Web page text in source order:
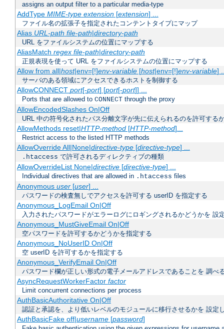
assigns an output filter to a particular media-type
AddType MIME-type extension[extension] ...
ファイル名の拡張子を指定されたコンテントタイプにマップ
Alias URL-path file-path|directory-path
URL をファイルシステムの位置にマップする
AliasMatch regex file-path|directory-path
正規表現を使って URL をファイルシステムの位置にマップする
Allow from all|host|env=[!]env-variable[host|env=[!]env-variable]
サーバのある領域にアクセスできるホストを制御する
AllowCONNECT port[-port] [port[-port]] ...
Ports that are allowed to CONNECT through the proxy
AllowEncodedSlashes On|Off
URL 中の符号化されたパス分離文字が先に伝えられるのを許可する
AllowMethods reset|HTTP-method[HTTP-method]...
Restrict access to the listed HTTP methods
AllowOverride All|None|directive-type[directive-type] ...
.htaccess で許可されるディレクティブの種類
AllowOverrideList None|directive[directive-type] ...
Individual directives that are allowed in .htaccess files
Anonymous user[user] ...
パスワードの検査無しでアクセスを許可する userID を指定する
Anonymous_LogEmail On|Off
入力されたパスワードがエラーログにロギングされるかどうかを 設
Anonymous_MustGiveEmail On|Off
空パスワードを許可するかどうかを指定する
Anonymous_NoUserID On|Off
空 userID を許可するかを指定する
Anonymous_VerifyEmail On|Off
パスワード欄が正しい形式の電子メールアドレスであることを 調べ
AsyncRequestWorkerFactor factor
Limit concurrent connections per process
AuthBasicAuthoritative On|Off
認証と承認を、より低いレベルのモジュールに移行させるかを 設定
AuthBasicFake off|username[password]